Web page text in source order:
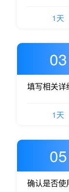
1天
03
填写相关详
1天
05
确认是否使